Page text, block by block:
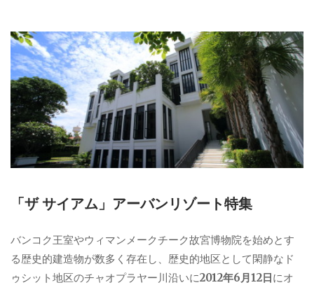
リ
ー
「ザ サイアム」アーバンリゾート特集
バンコク王室やウィマンメークチーク故宮博物院を始めとす
る歴史的建造物が数多く存在し、歴史的地区として閑静なド
ゥシット地区のチャオプラヤー川沿いに2012年6月12日にオ